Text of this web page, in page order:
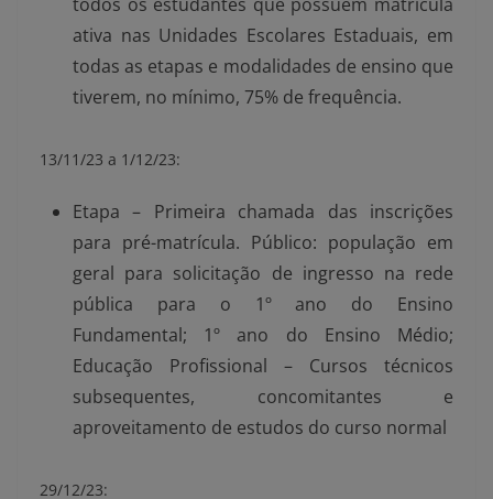
ativa nas Unidades Escolares Estaduais, em
todas as etapas e modalidades de ensino que
tiverem, no mínimo, 75% de frequência.
13/11/23 a 1/12/23:
Etapa – Primeira chamada das inscrições
para pré-matrícula. Público: população em
geral para solicitação de ingresso na rede
pública para o 1º ano do Ensino
Fundamental; 1º ano do Ensino Médio;
Educação Profissional – Cursos técnicos
subsequentes, concomitantes e
aproveitamento de estudos do curso normal
29/12/23: